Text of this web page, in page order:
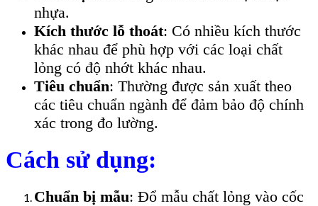
nhựa.
Kích thước lỗ thoát: Có nhiều kích thước
khác nhau để phù hợp với các loại chất
lỏng có độ nhớt khác nhau.
Tiêu chuẩn: Thường được sản xuất theo
các tiêu chuẩn ngành để đảm bảo độ chính
xác trong đo lường.
Cách sử dụng:
Chuẩn bị mẫu: Đổ mẫu chất lỏng vào cốc